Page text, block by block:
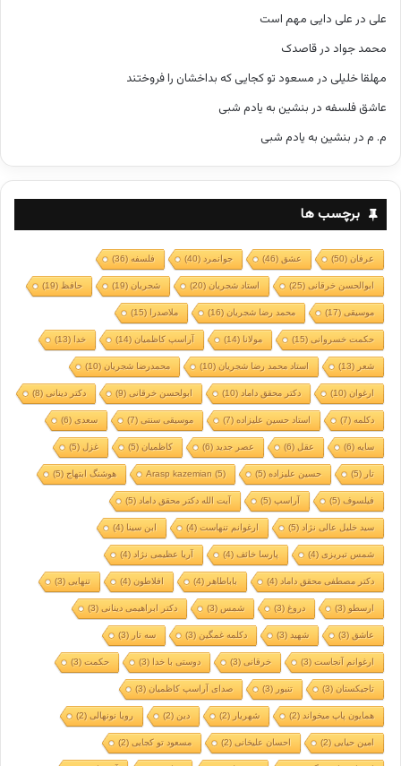
علی در علی دایی مهم است
محمد جواد درقاصدک
مهلقا خلیلی در مسعود تو کجایی که بداخشان را فروختند
عاشق فلسفه در بنشین به یادم شبی
م. م در بنشین به یادم شبی
برچسب ها
عرفان(50) عشق (46) جوانمرد (40) فلسفه(36)
ابوالحسن خرقانی(25) استاد شجریان(20) شجریان(19) حافظ (19)
موسیقی(17) محمد رضا شجریان(16) ملاصدرا (15)
حکمت خسروانی(15) مولانا (14) آراسپ کاظمیان(14) خدا (13)
شعر (13) استاد محمد رضا شجریان(10) محمدرضا شجریان(10)
ارغوان(10) دکتر محقق داماد (10) ابولحسن خرقانی(9) دکتر دینانی(8)
دکلمه(7) استاد حسین علیزاده(7) موسیقی سنتی(7) سعدی(6)
سایه(6) عقل (6) عصر جدید (6) کاظمیان(5) غزل (5)
تار (5) حسین علیزاده(5)
Arasp kazemian (5) هوشنگ ابتهاج(5)
فیلسوف(5) آراسپ(5) آیت الله دکتر محقق داماد (5)
سید خلیل عالی نژاد (5) ارغوانم تنهاست(4) ابن سینا (4)
شمس تبریزی(4) پارسا خائف(4) آریا عظیمی نژاد (4)
دکتر مصطفی محقق داماد (4) باباطاهر (4) افلاطون(4) تنهایی(3)
ارسطو (3) دروغ (3) شمس (3) دکتر ابراهیمی دینانی(3)
عاشق (3) شهید (3) دکلمه غمگین (3) سه تار (3)
ارغوانم آنجاست(3) خرقانی(3) دوستی با خدا (3) حکمت(3)
تاجیکستان(3) تنبور (3) صدای آراسپ کاظمیان(3)
همایون پاپ میخواند (2) شهریار (2) دین (2) رویا نونهالی(2)
امین حیایی(2) احسان علیخانی(2) مسعود تو کجایی(2)